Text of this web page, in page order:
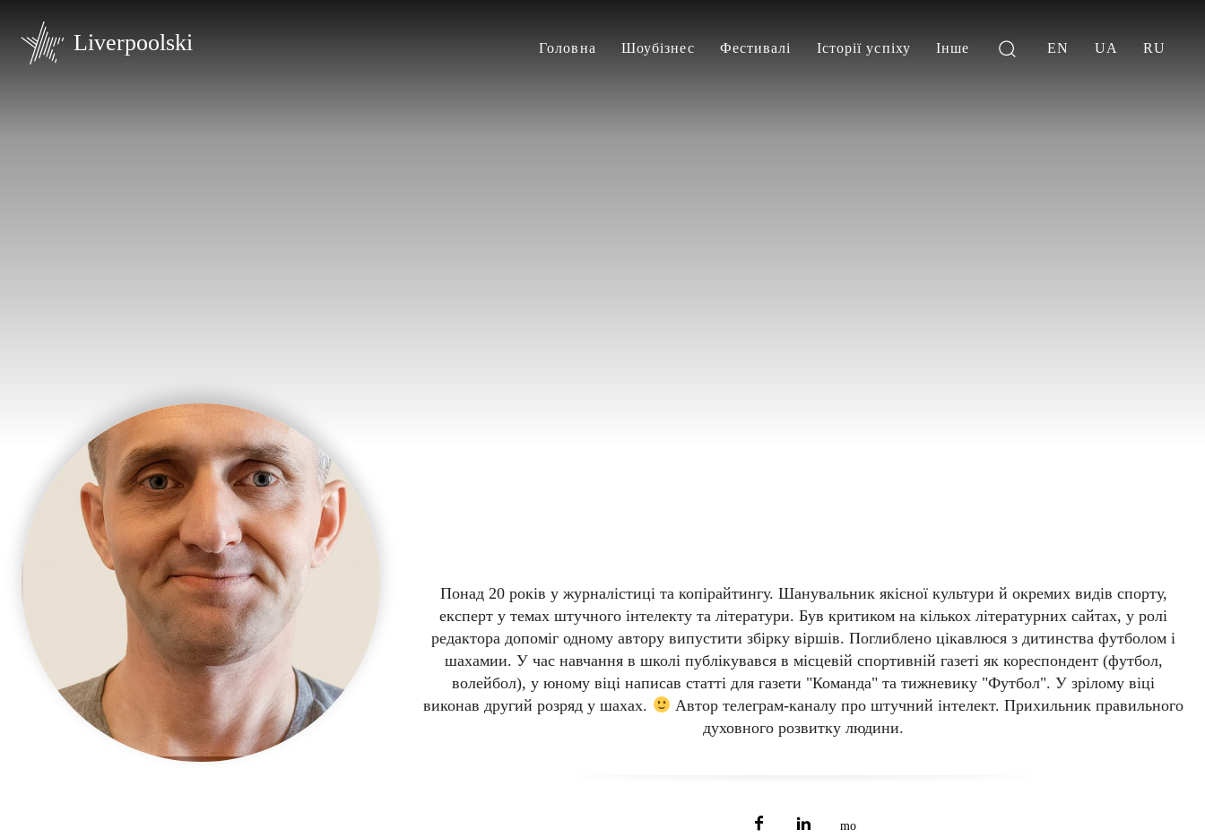
Liverpoolski Головна Шоубізнес Фестивалі Історії успіху Інше EN UA RU
Понад 20 років у журналістиці та копірайтингу. Шанувальник якісної культури й окремих видів спорту,
експерт у темах штучного інтелекту та літератури. Був критиком на кількох літературних сайтах, у ролі
редактора допоміг одному автору випустити збірку віршів. Поглиблено цікавлюся з дитинства футболом і
шахамии. У час навчання в школі публікувався в місцевій спортивній газеті як кореспондент (футбол,
волейбол), у юному віці написав статті для газети "Команда" та тижневику "Футбол". У зрілому віці
виконав другий розряд у шахах.
Автор телеграм-каналу про штучний інтелект. Прихильник правильного
духовного розвитку людини.